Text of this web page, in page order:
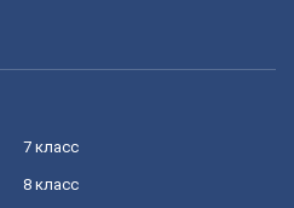
7 класс
8 класс